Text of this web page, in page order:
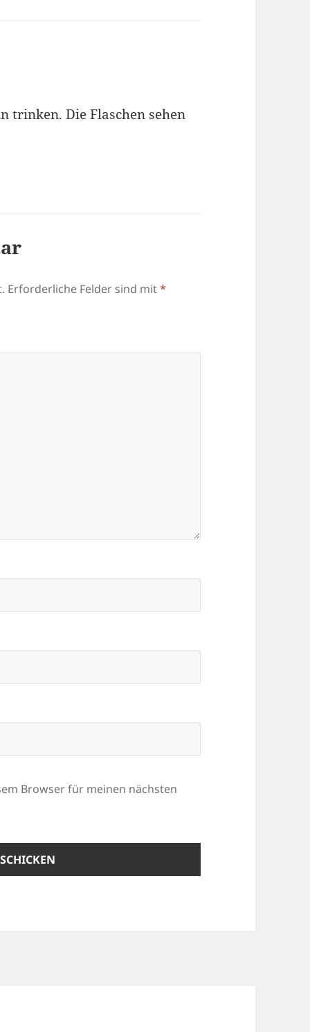
trinken. Die Flaschen sehen
Erforderliche Felder sind mit*
Browser für meinen nächsten